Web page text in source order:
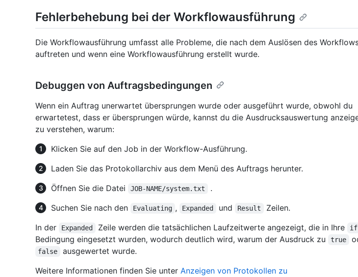
Fehlerbehebung bei der Workflowausführung
Die Workflowausführung umfasst alle Probleme, die nach dem Auslösen des
auftreten und wenn eine Workflowausführung erstellt wurde.
Debuggen von Auftragsbedingungen
Wenn ein Auftrag unerwartet übersprungen wurde oder ausgeführt wurde, obwohl du
erwartetest, dass er übersprungen würde, kannst du die Ausdrucksauswertung
zu verstehen, warum:
Klicken Sie auf den Job in der Workflow-Ausführung.
Laden Sie das Protokollarchiv aus dem Menü des Auftrags herunter.
Öffnen Sie die Datei
JOB-NAME/system.txt
.
Suchen Sie nach den
Evaluating , Expanded und Result
Zeilen.
In der
Expanded Zeile werden die tatsächlichen Laufzeitwerte angezeigt, die in Ihre if
Bedingung eingesetzt wurden, wodurch deutlich wird, warum der Ausdruck zu true
false
ausgewertet wurde.
Weitere Informationen finden Sie unter Anzeigen von Protokollen zu